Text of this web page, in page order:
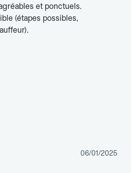
et ponctuels.
(étapes possibles,
06/01/2025